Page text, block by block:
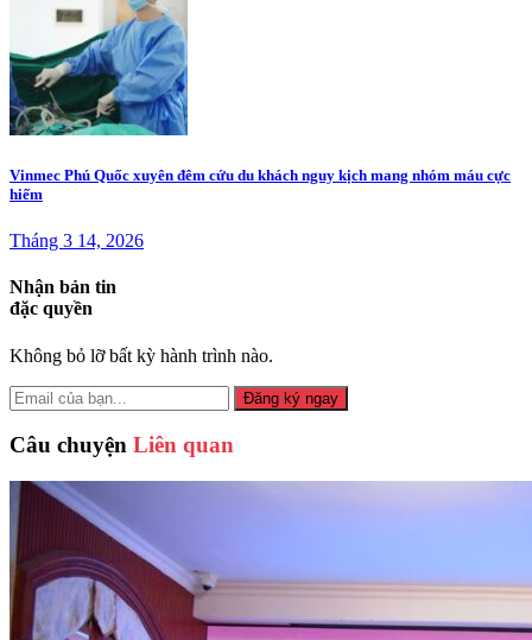
Vinmec Phú Quốc xuyên đêm cứu du khách nguy kịch mang nhóm máu cực
hiếm
Tháng 3 14, 2026
Nhận bản tin
đặc quyền
Không bỏ lỡ bất kỳ hành trình nào.
Đăng ký ngay
Câu chuyện Liên quan